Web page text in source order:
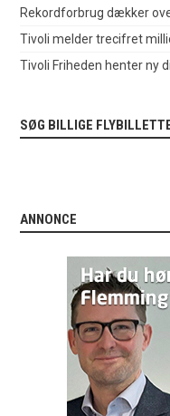
Rekordforbrug dækker
Tivoli melder trecifret
Tivoli Friheden henter ny
SØG BILLIGE
ANNONCE